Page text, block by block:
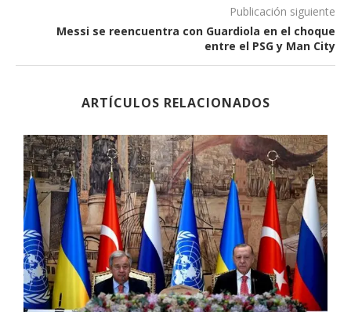
Publicación siguiente
Messi se reencuentra con Guardiola en el choque
entre el PSG y Man City
ARTÍCULOS RELACIONADOS